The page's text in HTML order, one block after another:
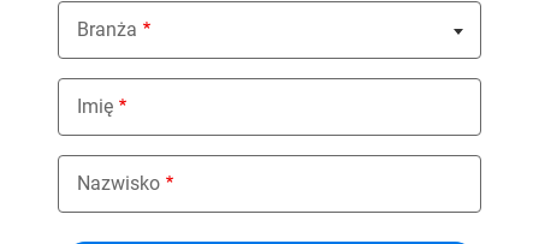
Branża
Nothing selected
Imię
Nazwisko